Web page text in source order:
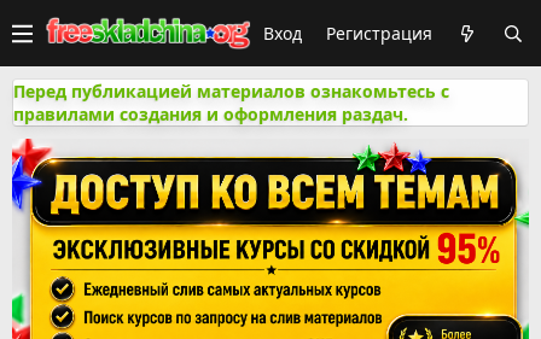
Вход Регистрация
Перед публикацией материалов ознакомьтесь с
правилами создания и оформления раздач.